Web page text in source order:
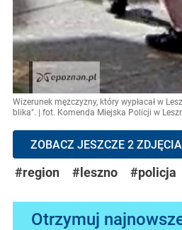
Wizerunek mężczyzny, który wypłacał w
blika". | fot. Komenda Miejska Policji w
ZOBACZ JESZCZE 2 ZDJĘCIA
#region #leszno #policja
Otrzymuj